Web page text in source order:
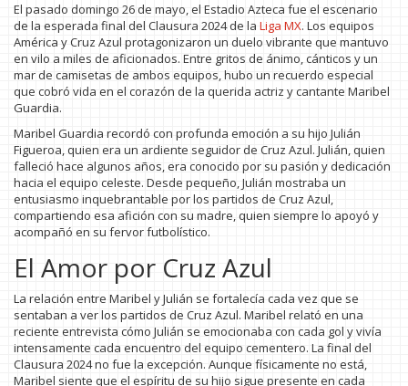
El pasado domingo 26 de mayo, el Estadio Azteca fue el escenario
de la esperada final del Clausura 2024 de la Liga MX. Los equipos
América y Cruz Azul protagonizaron un duelo vibrante que mantuvo
en vilo a miles de aficionados. Entre gritos de ánimo, cánticos y un
mar de camisetas de ambos equipos, hubo un recuerdo especial
que cobró vida en el corazón de la querida actriz y cantante Maribel
Guardia.
Maribel Guardia recordó con profunda emoción a su hijo Julián
Figueroa, quien era un ardiente seguidor de Cruz Azul. Julián, quien
falleció hace algunos años, era conocido por su pasión y dedicación
hacia el equipo celeste. Desde pequeño, Julián mostraba un
entusiasmo inquebrantable por los partidos de Cruz Azul,
compartiendo esa afición con su madre, quien siempre lo apoyó y
acompañó en su fervor futbolístico.
El Amor por Cruz Azul
La relación entre Maribel y Julián se fortalecía cada vez que se
sentaban a ver los partidos de Cruz Azul. Maribel relató en una
reciente entrevista cómo Julián se emocionaba con cada gol y vivía
intensamente cada encuentro del equipo cementero. La final del
Clausura 2024 no fue la excepción. Aunque físicamente no está,
Maribel siente que el espíritu de su hijo sigue presente en cada